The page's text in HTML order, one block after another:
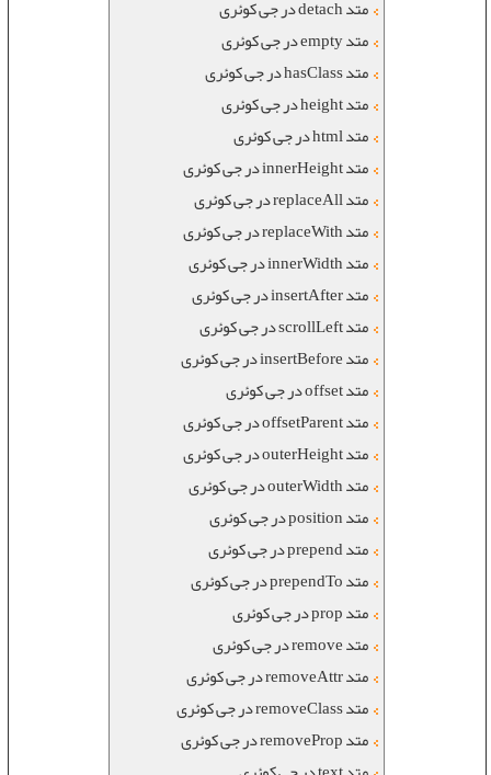
متد detach در جی کوئری
متد empty در جی کوئری
متد hasClass در جی کوئری
متد height در جی کوئری
متد html در جی کوئری
متد innerHeight در جی کوئری
متد replaceAll در جی کوئری
متد replaceWith در جی کوئری
متد innerWidth در جی کوئری
متد insertAfter در جی کوئری
متد scrollLeft در جی کوئری
متد insertBefore در جی کوئری
متد offset در جی کوئری
متد offsetParent در جی کوئری
متد outerHeight در جی کوئری
متد outerWidth در جی کوئری
متد position در جی کوئری
متد prepend در جی کوئری
متد prependTo در جی کوئری
متد prop در جی کوئری
متد remove در جی کوئری
متد removeAttr در جی کوئری
متد removeClass در جی کوئری
متد removeProp در جی کوئری